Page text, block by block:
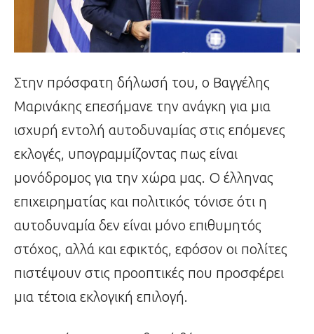
Στην πρόσφατη δήλωσή του, ο Βαγγέλης
Μαρινάκης επεσήμανε την ανάγκη για μια
ισχυρή εντολή αυτοδυναμίας στις επόμενες
εκλογές, υπογραμμίζοντας πως είναι
μονόδρομος για την χώρα μας. Ο έλληνας
επιχειρηματίας και πολιτικός τόνισε ότι η
αυτοδυναμία δεν είναι μόνο επιθυμητός
στόχος, αλλά και εφικτός, εφόσον οι πολίτες
πιστέψουν στις προοπτικές που προσφέρει
μια τέτοια εκλογική επιλογή.